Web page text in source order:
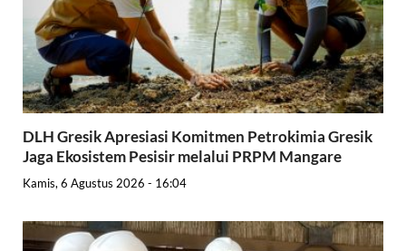
DLH Gresik Apresiasi Komitmen Petrokimia Gresik
Jaga Ekosistem Pesisir melalui PRPM Mangare
Kamis, 6 Agustus 2026 - 16:04